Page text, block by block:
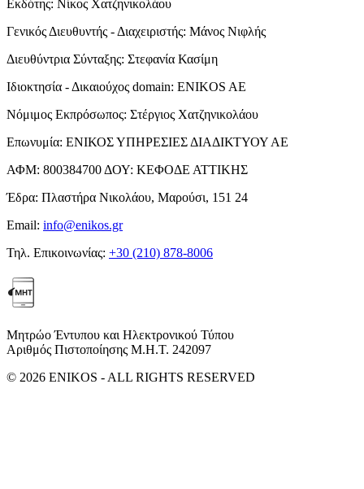
Εκδότης: Νίκος Χατζηνικολάου
Γενικός Διευθυντής - Διαχειριστής: Μάνος Νιφλής
Διευθύντρια Σύνταξης: Στεφανία Κασίμη
Ιδιοκτησία - Δικαιούχος domain: ENIKOS AE
Νόμιμος Εκπρόσωπος: Στέργιος Χατζηνικολάου
Επωνυμία: ΕΝΙΚΟΣ ΥΠΗΡΕΣΙΕΣ ΔΙΑΔΙΚΤΥΟΥ ΑΕ
ΑΦΜ: 800384700 ΔΟΥ: ΚΕΦΟΔΕ ΑΤΤΙΚΗΣ
Έδρα: Πλαστήρα Νικολάου, Μαρούσι, 151 24
Email: info@enikos.gr
Τηλ. Επικοινωνίας: +30 (210) 878-8006
Μητρώο Έντυπου και Ηλεκτρονικού Τύπου
Αριθμός Πιστοποίησης Μ.Η.Τ. 242097
© 2026 ENIKOS - ALL RIGHTS RESERVED